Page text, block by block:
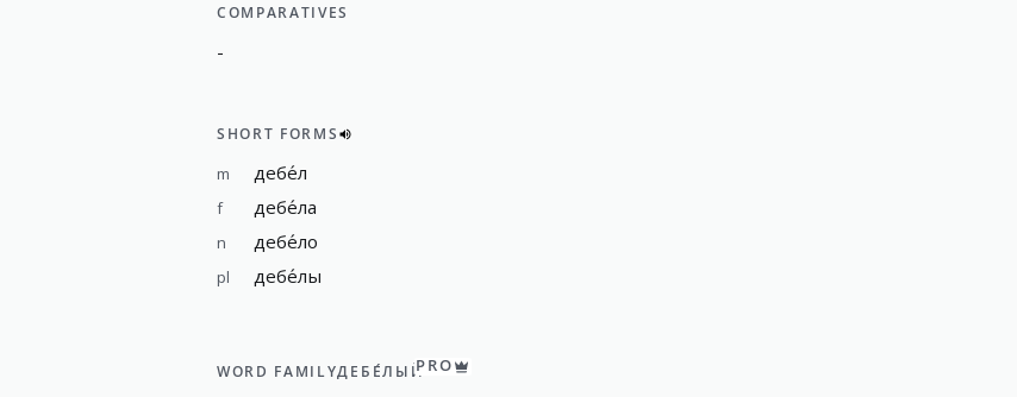
COMPARATIVES
-
SHORT FORMS
m дебе́л
f дебе́ла
n дебе́ло
pl дебе́лы
WORD FAMILYДЕБЕ́ЛЫЙPRO